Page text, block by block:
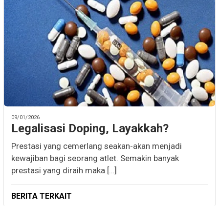
09/01/2026
Legalisasi Doping, Layakkah?
Prestasi yang cemerlang seakan-akan menjadi
kewajiban bagi seorang atlet. Semakin banyak
prestasi yang diraih maka […]
BERITA TERKAIT